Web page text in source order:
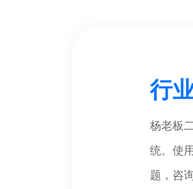
行
杨老板
统。使
题，咨